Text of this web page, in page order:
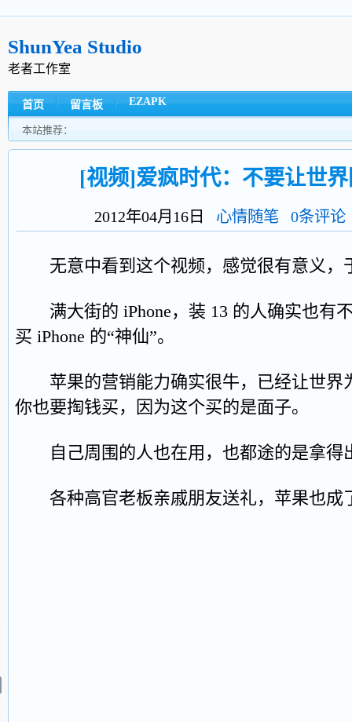
ShunYea Studio
老者工作室
首页 留言板 EZAPK
本站推荐：
[视频]爱疯时代：不要让世
2012年04月16日 心情随笔 0条评论
无意中看到这个视频，感觉很有意义，
满大街的 iPhone，装 13 的人确实也有
买 iPhone 的“神仙”。
苹果的营销能力确实很牛，已经让世界
你也要掏钱买，因为这个买的是面子。
自己周围的人也在用，也都途的是拿得
各种高官老板亲戚朋友送礼，苹果也